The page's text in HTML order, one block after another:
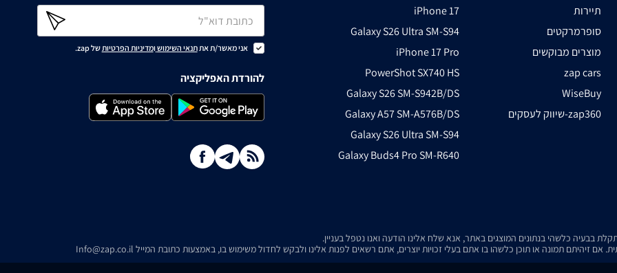
תיירות
סופרמרקטים
מוצרים מבוקשים
zap cars
WiseBuy
שיווק לעסקים-zap360
iPhone 17
Galaxy S26 Ultra SM-S94
iPhone 17 Pro
PowerShot SX740 HS
Galaxy S26 SM-S942B/DS
Galaxy A57 SM-A576B/DS
Galaxy S26 Ultra SM-S94
Galaxy Buds4 Pro SM-R640
אני מאשר/ת אתתנאי השימושומדיניות הפרטיותשל zap.
להורדת האפליקציה
אם זיהיתם תמונה או תוכן כלשהו בו אתם בעלי זכויות יוצרים, אתם רשאים לפנות אלינו ולבקש לחדול משימוש בו, באמצעות כתובת המייל Info@zap.co.il